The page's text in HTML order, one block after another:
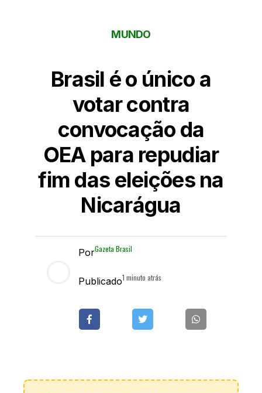
MUNDO
Brasil é o único a
votar contra
convocação da
OEA para repudiar
fim das eleições na
Nicarágua
PorGazeta Brasil
Publicado1 minuto atrás